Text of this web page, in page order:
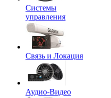
Системы
управления
Связь и Локация
Аудио-Видео